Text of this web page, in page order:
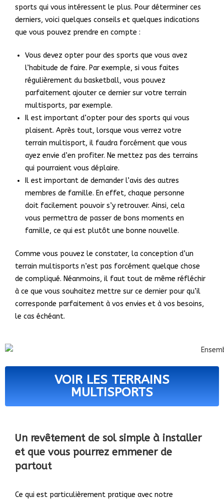
sports qui vous intéressent le plus. Pour déterminer ces
derniers, voici quelques conseils et quelques indications
que vous pouvez prendre en compte :
Vous devez opter pour des sports que vous avez
l’habitude de faire. Par exemple, si vous faites
régulièrement du basketball, vous pouvez
parfaitement ajouter ce dernier sur votre terrain
multisports, par exemple.
Il est important d’opter pour des sports qui vous
plaisent. Après tout, lorsque vous verrez votre
terrain multisport, il faudra forcément que vous
ayez envie d’en profiter. Ne mettez pas des terrains
qui pourraient vous déplaire.
Il est important de demander l’avis des autres
membres de famille. En effet, chaque personne
doit facilement pouvoir s’y retrouver. Ainsi, cela
vous permettra de passer de bons moments en
famille, ce qui est plutôt une bonne nouvelle.
Comme vous pouvez le constater, la conception d’un
terrain multisports n’est pas forcément quelque chose
de compliqué. Néanmoins, il faut tout de même réfléchir
à ce que vous souhaitez mettre sur ce dernier pour qu’il
corresponde parfaitement à vos envies et à vos besoins,
le cas échéant.
VOIR LES TERRAINS
MULTISPORTS
Un revêtement de sol simple à installer
et que vous pourrez emmener de
partout
Ce qui est particulièrement pratique avec notre